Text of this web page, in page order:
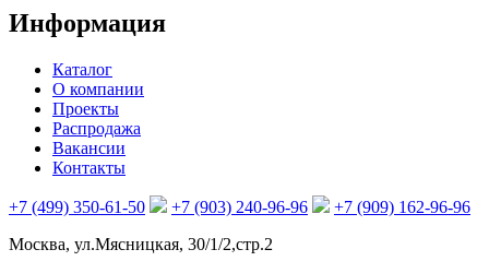
Информация
Каталог
О компании
Проекты
Распродажа
Вакансии
Контакты
+7 (499) 350-61-50 +7 (903) 240-96-96
+7 (909) 162-96-96
Москва, ул.Мясницкая, 30/1/2,стр.2